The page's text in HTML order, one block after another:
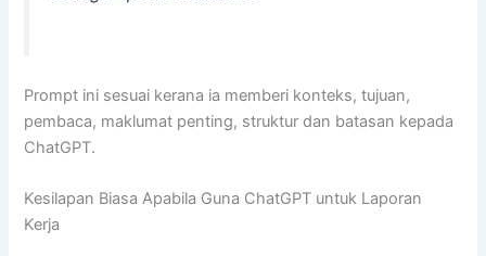
Prompt ini sesuai kerana ia memberi konteks, tujuan,
pembaca, maklumat penting, struktur dan batasan kepada
ChatGPT.
Kesilapan Biasa Apabila Guna ChatGPT untuk Laporan
Kerja